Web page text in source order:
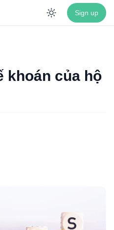
Enable
Sign up
khoán của hộ